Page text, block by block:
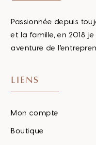
Passionnée depuis
et la famille, en 2018
aventure de
LIENS
Mon compte
Boutique